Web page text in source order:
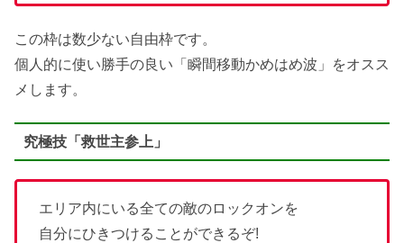
この枠は数少ない自由枠です。
個人的に使い勝手の良い「瞬間移動かめはめ波」をオスス
メします。
究極技「救世主参上」
エリア内にいる全ての敵のロックオンを
自分にひきつけることができるぞ!